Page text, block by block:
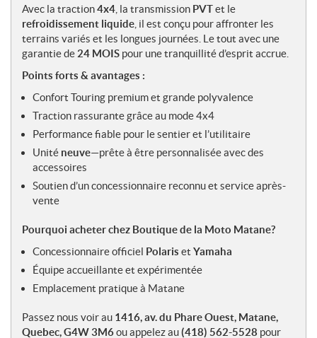
Avec la traction4x4 , la transmission PVTet le
refroidissement liquide , il est conçu pour affronter les
terrains variés et les longues journées. Le tout avec une
garantie de 24 MOIS pour une tranquillité d’esprit accrue.
Points forts & avantages :
Confort Touring premium et grande polyvalence
Traction rassurante grâce au mode 4x4
Performance fiable pour le sentier et l’utilitaire
Unité neuve—prête à être personnalisée avec des
accessoires
Soutien d’un concessionnaire reconnu et service après-
vente
Pourquoi acheter chez Boutique de la Moto Matane?
Concessionnaire officiel Polaris et Yamaha
Équipe accueillante et expérimentée
Emplacement pratique à Matane
Passez nous voir au 1416, av. du Phare Ouest, Matane,
Quebec, G4W 3M6ou appelez au(418) 562-5528 pour